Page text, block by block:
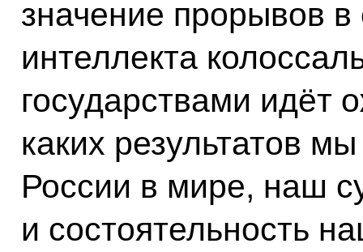
значение прорывов в
интеллекта
государствами идёт
каких результатов
России в мире, наш
и состоятельность